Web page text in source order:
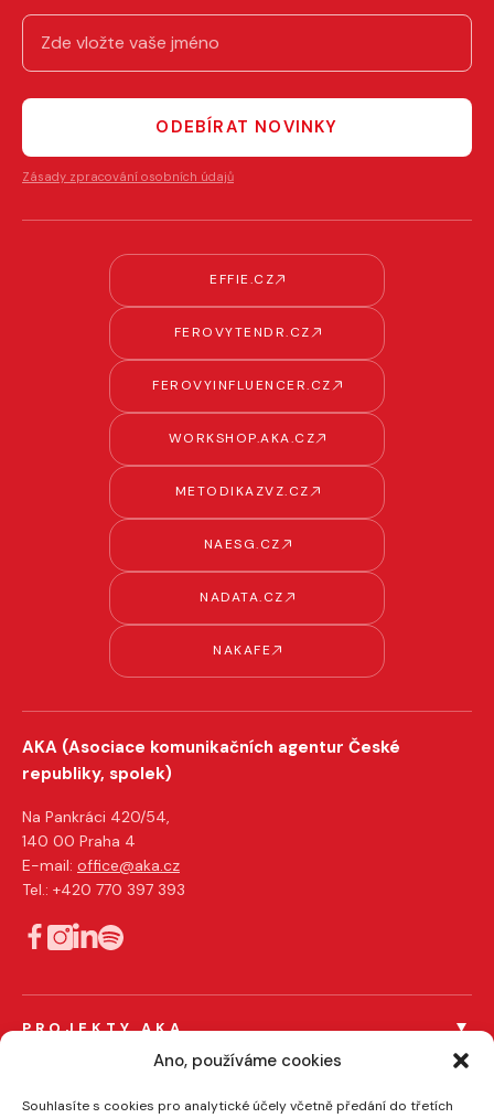
Ano, používáme cookies
Souhlasíte s cookies pro analytické účely včetně předání do třetích
ODEBÍRAT NOVINKY
Zásady zpracování osobních údajů
EFFIE.CZ
FEROVYTENDR.CZ
FEROVYINFLUENCER.CZ
WORKSHOP.AKA.CZ
METODIKAZVZ.CZ
NAESG.CZ
NADATA.CZ
NAKAFE
AKA (Asociace komunikačních agentur České
republiky, spolek)
Na Pankráci 420/54,
140 00 Praha 4
E-mail: office@aka.cz
Tel.: +420 770 397 393
PROJEKTY AKA
Férový influencer